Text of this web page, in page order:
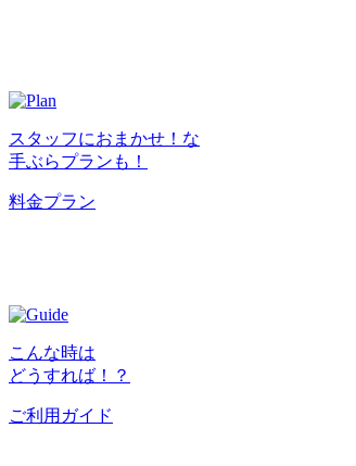
スタッフにおまかせ！な
手ぶらプランも！
料金プラン
こんな時は
どうすれば！？
ご利用ガイド